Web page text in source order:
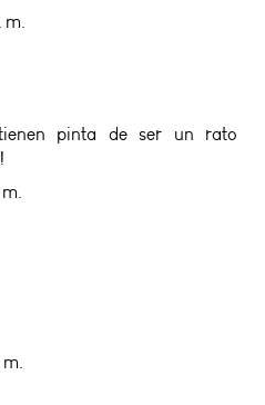
m.
tienen pinta de ser un rato